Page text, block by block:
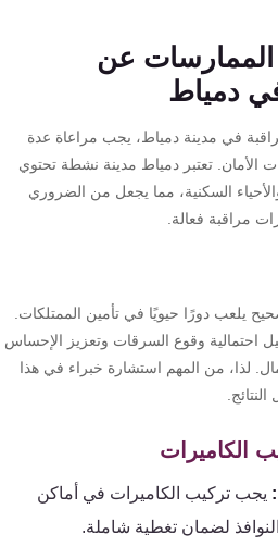
عن
دمياط
في مدينة دمياط، يجب مراعاة عدة
تعتبر دمياط مدينة نشطة تحتوي
السكنية، مما يجعل من الضروري
مراقبة فعالة.
يلعب دورًا حيويًا في تأمين الممتلكات.
احتمالية وقوع السرقات وتعزيز الإحساس
لذا، من المهم استشارة خبراء في هذا
تركيب الكاميرات في أماكن
لضمان تغطية شاملة.